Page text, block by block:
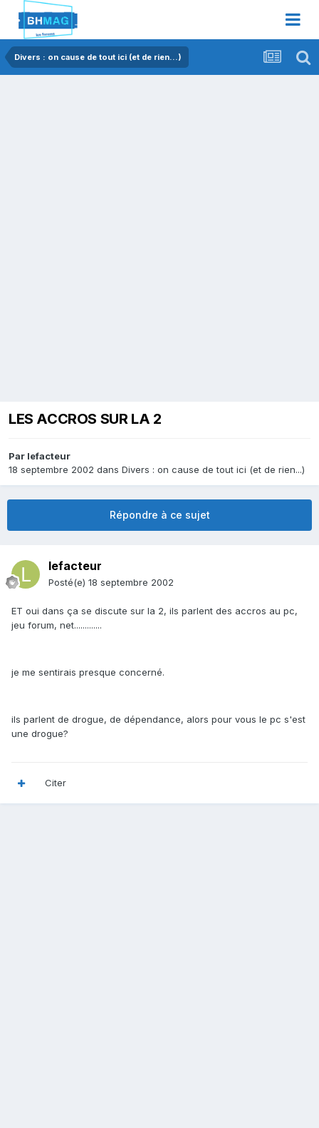
Divers : on cause de tout ici (et de rien...)
LES ACCROS SUR LA 2
Par lefacteur
18 septembre 2002 dans Divers : on cause de tout ici (et de rien...)
Répondre à ce sujet
lefacteur
Posté(e) 18 septembre 2002
ET oui dans ça se discute sur la 2, ils parlent des accros au pc,
jeu forum, net.............
je me sentirais presque concerné.
ils parlent de drogue, de dépendance, alors pour vous le pc s'est
une drogue?
Citer